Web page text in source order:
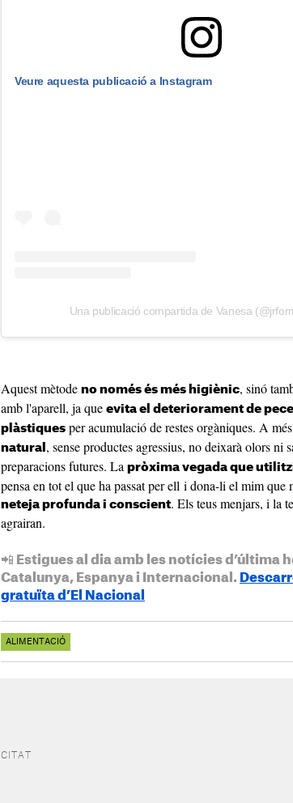
Veure aquesta publicació a Instagram
Una publicació compartida de Vanesa
Aquest mètode no només és més higiènic, sinó
amb l'aparell, ja que evita el deteriorament de
plàstiques per acumulació de restes orgàniques. A
natural , sense productes agressius, no deixarà olors ni
preparacions futures. La pròxima vegada que
pensa en tot el que ha passat per ell i dona-li el mim que
neteja profunda i conscient. Els teus menjars, i la
agrairan.
📲 Estigues al dia amb les notícies d’última
Catalunya, Espanya i Internacional.
gratuïta d’El Nacional
ALIMENTACIÓ